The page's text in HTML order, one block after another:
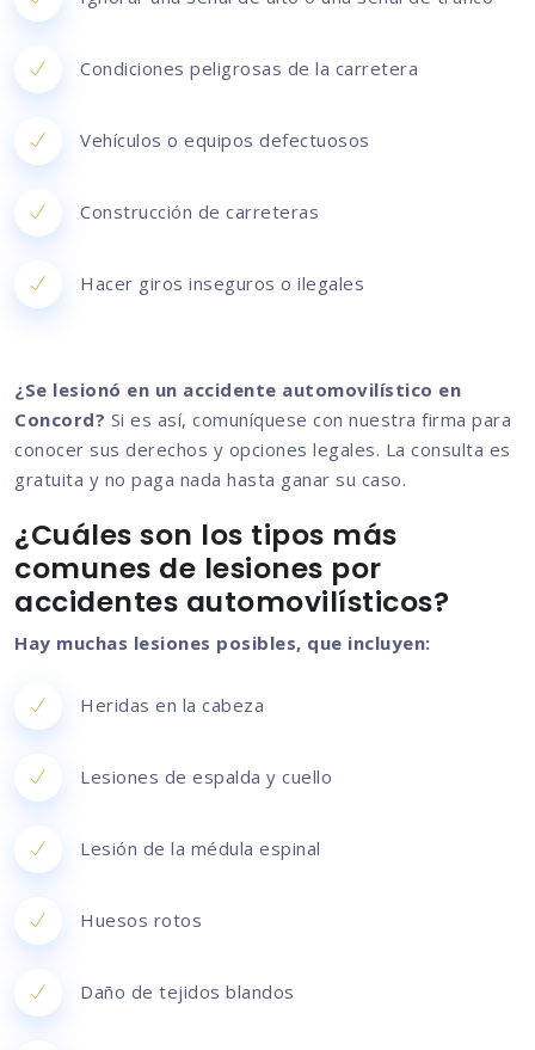
Condiciones peligrosas de la carretera
Vehículos o equipos defectuosos
Construcción de carreteras
Hacer giros inseguros o ilegales
¿Se lesionó en un accidente automovilístico en
Concord? Si es así, comuníquese con nuestra firma para
conocer sus derechos y opciones legales. La consulta es
gratuita y no paga nada hasta ganar su caso.
¿Cuáles son los tipos más
comunes de lesiones por
accidentes automovilísticos?
Hay muchas lesiones posibles, que incluyen:
Heridas en la cabeza
Lesiones de espalda y cuello
Lesión de la médula espinal
Huesos rotos
Daño de tejidos blandos